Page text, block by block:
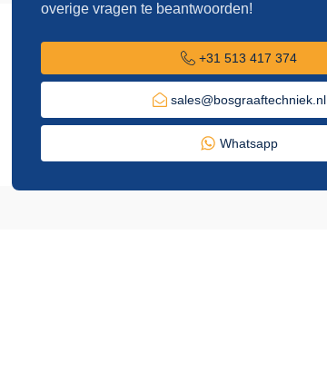
overige vragen te beantwoorden!
+31 513 417 374
sales@bosgraaftechniek.nl
Whatsapp